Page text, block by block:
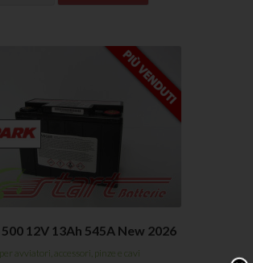
12V 13Ah 545A New 2026
avviatori, accessori, pinze e cavi